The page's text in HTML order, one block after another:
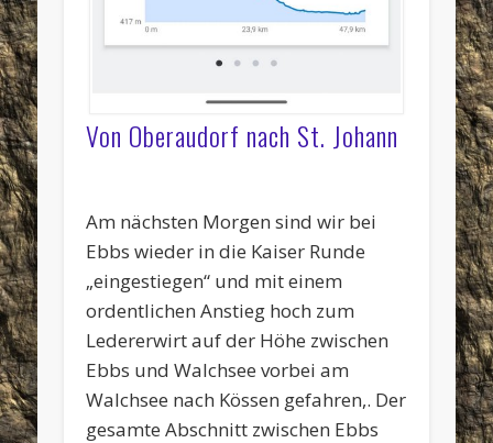
Von Oberaudorf nach St. Johann
Start
in
2.
Tag
die
St.
Nikolaus
oberhalb
von
Ebbs
Höhe
zwischen
Ebbs
dem
Walchsee
Höhe
zwischen
Walchsee
Kössen
der
Großache
zwischen
und
Erpfendorf
Großache
RadwegKitzsteinhorn
Am nächsten Morgen sind wir bei
Ebbs wieder in die Kaiser Runde
„eingestiegen“ und mit einem
ordentlichen Anstieg hoch zum
Ledererwirt auf der Höhe zwischen
Ebbs und Walchsee vorbei am
Walchsee nach Kössen gefahren,. Der
gesamte Abschnitt zwischen Ebbs